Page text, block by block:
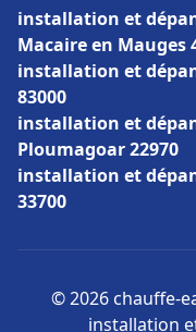
installation et
Macaire en Mauges
installation et
83000
installation et
Ploumagoar 22970
installation et
33700
© 2026 chauffe-
installation